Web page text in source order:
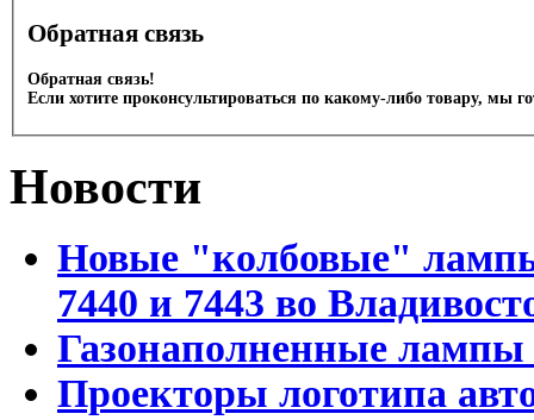
Обратная связь
Обратная связь!
Если хотите проконсультироваться по какому-либо товару, мы
Новости
Новые "колбовые"
7440 и 7443 во
Газонаполненные лампы
Проекторы логотипа